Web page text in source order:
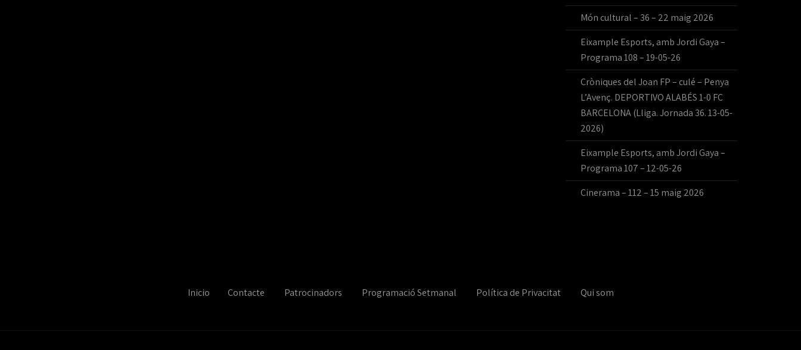
Món cultural – 36 – 22 maig 2026
Eixample Esports, amb Jordi Gaya –
Programa 108 – 19-05-26
Cròniques del Joan FP – culé – Penya
L’Avenç. DEPORTIVO ALABÉS 1-0 FC
BARCELONA (Lliga. Jornada 36. 13-05-
2026)
Eixample Esports, amb Jordi Gaya –
Programa 107 – 12-05-26
Cinerama – 112 – 15 maig 2026
Inicio Contacte Patrocinadors Programació Setmanal Política de Privacitat Qui som